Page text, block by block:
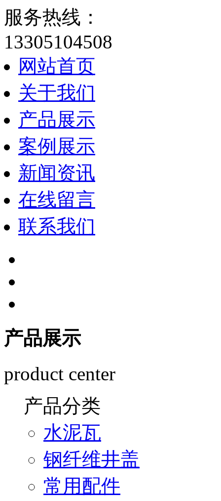
服务热线：
13305104508
网站首页
关于我们
产品展示
案例展示
新闻资讯
在线留言
联系我们
产品展示
product center
产品分类
水泥瓦
钢纤维井盖
常用配件